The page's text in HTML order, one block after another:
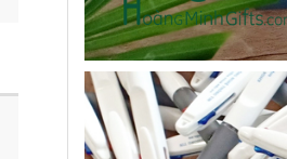
Cốc sứ - khách hàng sun
group